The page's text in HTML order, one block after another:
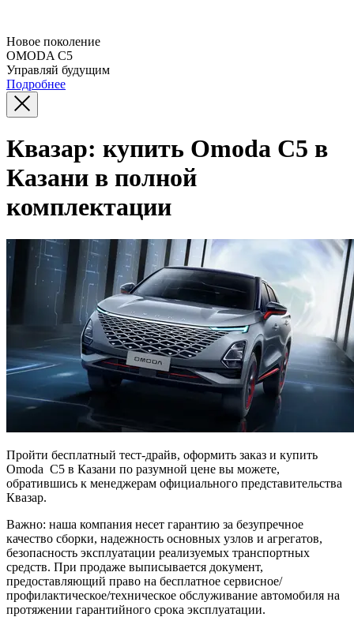
Новое поколение
OMODA C5
Управляй будущим
Подробнее
Квазар: купить Omoda C5 в
Казани в полной
комплектации
Пройти бесплатный тест-драйв, оформить заказ и купить
Omoda C5 в Казани по разумной цене вы можете,
обратившись к менеджерам официального представительства
Квазар.
Важно: наша компания несет гарантию за безупречное
качество сборки, надежность основных узлов и агрегатов,
безопасность эксплуатации реализуемых транспортных
средств. При продаже выписывается документ,
предоставляющий право на бесплатное сервисное/
профилактическое/техническое обслуживание автомобиля на
протяжении гарантийного срока эксплуатации.